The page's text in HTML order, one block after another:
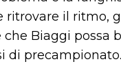
ritrovare il ritmo,
Biaggi possa
di